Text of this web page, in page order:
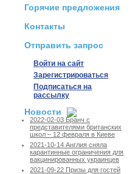
Горячие предложения
Контакты
Отправить запрос
Войти на сайт
Зарегистрироваться
Подписаться на
рассылку
Новости
2022-02-03 Бранч с
представителями британских
школ – 12 февраля в Киеве
2021-10-14 Англия сняла
карантинные ограничения для
вакцинированных украинцев
2021-09-22 Призы для гостей